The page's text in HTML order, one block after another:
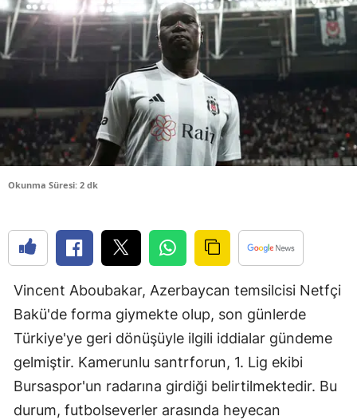
Bingöl
Bitlis
Burdur
Bursa
Diyarbakır
Edirne
Elazığ
Okunma Süresi: 2 dk
Vincent Aboubakar, Azerbaycan temsilcisi Netfçi
Bakü'de forma giymekte olup, son günlerde
Türkiye'ye geri dönüşüyle ilgili iddialar gündeme
gelmiştir. Kamerunlu santrforun, 1. Lig ekibi
Bursaspor'un radarına girdiği belirtilmektedir. Bu
durum, futbolseverler arasında heyecan